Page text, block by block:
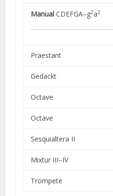
Manual CDEFGA–g2a2
Praestant
Gedackt
Octave
Octave
Sesquialtera II
Mixtur III–IV
Trompete